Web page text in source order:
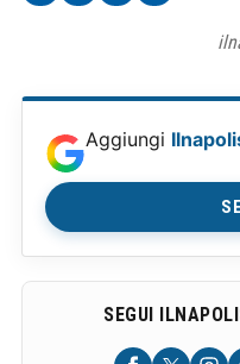
Aggiungi
SEGUI